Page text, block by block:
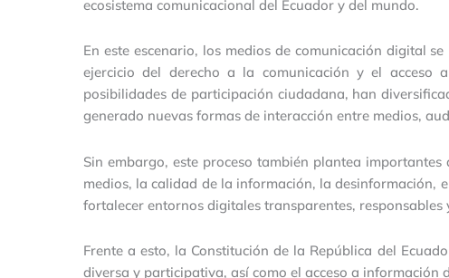
ecosistema comunicacional del Ecuador y del mundo.
En este escenario, los medios de comunicación digital
ejercicio del derecho a la comunicación y el acceso
posibilidades de participación ciudadana, han
generado nuevas formas de interacción entre medios,
Sin embargo, este proceso también plantea
medios, la calidad de la información, la desinformación,
fortalecer entornos digitales transparentes, responsables
Frente a esto, la Constitución de la República del
diversa y participativa, así como el acceso a información